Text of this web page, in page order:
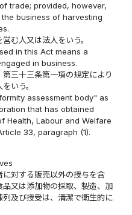
trade; provided, however,
business of harvesting
む人又は法人をいう。
in this Act means a
in business.
三十三条第一項の規定により
いう。
assessment body" as
that has obtained
Health, Labour and Welfare
33, paragraph (1).
対する販売以外の授与を含
又は添加物の採取、製造、加
及び授受は、清潔で衛生的に